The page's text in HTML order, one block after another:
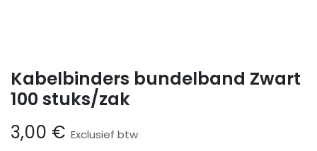
Kabelbinders bundelband Zwart
100 stuks/zak
3,00 € Exclusief btw